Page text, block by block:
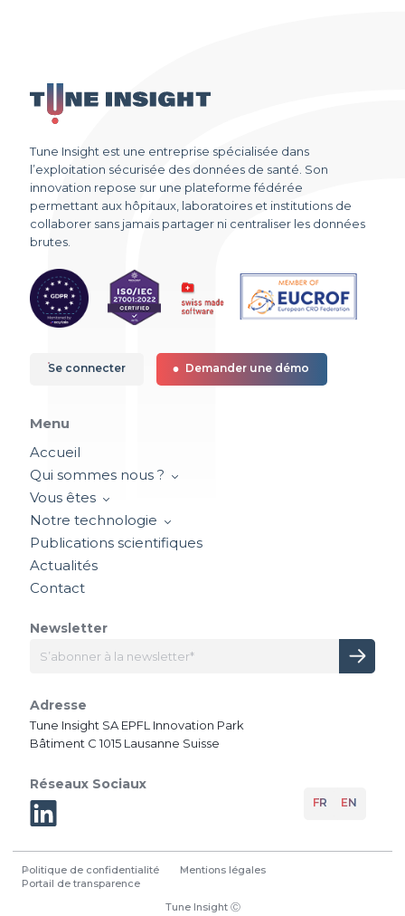
Tune Insight est une entreprise spécialisée dans
l’exploitation sécurisée des données de santé. Son
innovation repose sur une plateforme fédérée
permettant aux hôpitaux, laboratoires et institutions de
collaborer sans jamais partager ni centraliser les données
brutes.
FR EN
Se connecter Demander une démo
Menu
Accueil
Qui sommes nous ?
Vous êtes
Notre technologie
Publications scientifiques
Actualités
Contact
Newsletter
Adresse
Tune Insight SA EPFL Innovation Park
Bâtiment C 1015 Lausanne Suisse
Réseaux Sociaux
Politique de confidentialité
Mentions légales
Portail de transparence
Tune Insight Ⓒ